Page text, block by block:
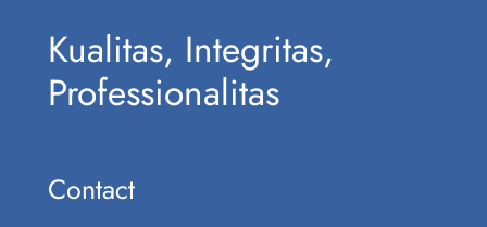
Kualitas, Integritas,
Professionalitas
Contact